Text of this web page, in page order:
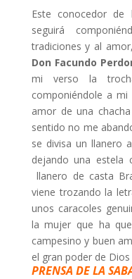
Este conocedor de
seguirá
tradiciones y al
Don Facundo
mi verso la
componiéndole a
amor de una
sentido no me
se divisa un llanero
dejando una estela
llanero de casta
viene trozando la
unos caracoles
la mujer que ha
campesino y buen
el gran poder de
PRENSA DE LA